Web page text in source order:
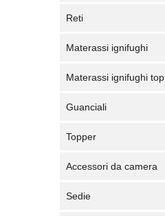
Reti
Materassi ignifughi
Materassi ignifughi top
Guanciali
Topper
Accessori da camera
Sedie